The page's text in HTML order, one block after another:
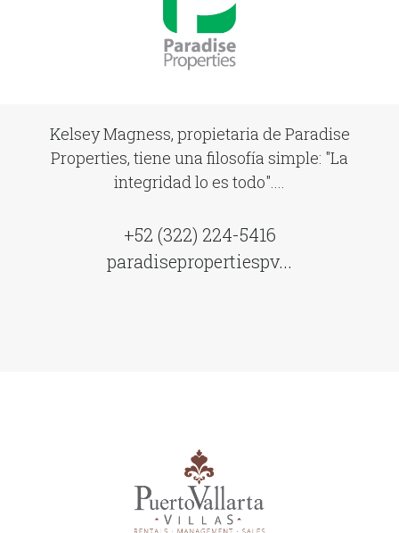
Kelsey Magness, propietaria de Paradise
Properties, tiene una filosofía simple: "La
integridad lo es todo"....
+52 (322) 224-5416
paradisepropertiespv...